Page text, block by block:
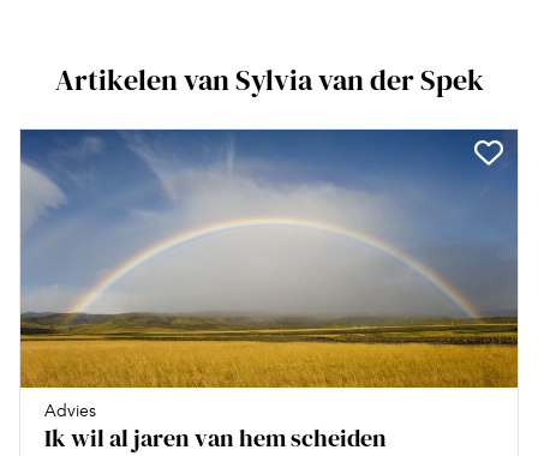
Artikelen van Sylvia van der Spek
Advies
Ik wil al jaren van hem scheiden